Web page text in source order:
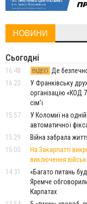
НОВИНИ
Сьогодні
16:48 ВІДЕО
Де
16:20
У Франківську
організацію «КОД
сім'ї
15:57
У Коломиї на
автоматичної
15:29
Війна забрала
15:00
На Закарпатті
виключення
14:31
«Багато питань
Яремче
Карпатах